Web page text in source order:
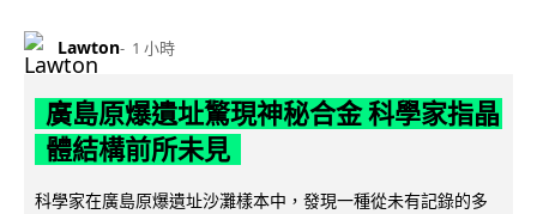
Lawton 1 小時
廣島原爆遺址驚現神秘合金 科學家指晶
體結構前所未見
科學家在廣島原爆遺址沙灘樣本中，發現一種從未有記錄的多